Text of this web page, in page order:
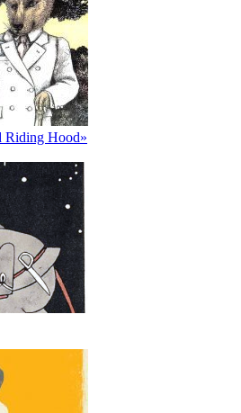
Riding Hood»